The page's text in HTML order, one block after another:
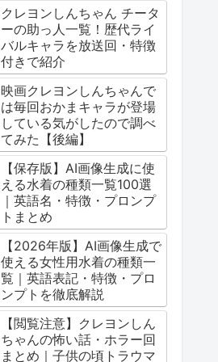
クレヨンしんちゃん チータ
ーの助っ人一覧！歴代ライ
バルキャラを放送回・特徴
付きで紹介
映画クレヨンしんちゃんで
は毎回おかまキャラが登場
している気がしたので調べ
てみた【後編】
【保存版】AI画像生成に使
える水着の種類一覧100選
｜英語名・特徴・プロンプ
トまとめ
【2026年版】AI画像生成で
使える女性用水着の種類一
覧｜英語表記・特徴・プロ
ンプトを徹底解説
【閲覧注意】クレヨンしん
ちゃんの怖い話・ホラー回
まとめ｜子供の頃トラウマ